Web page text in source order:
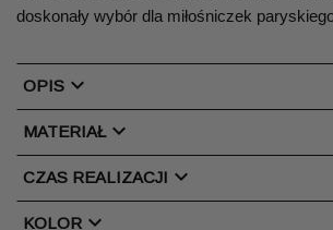
doskonały wybór dla miłośniczek
OPIS chevron_right
MATERIAŁchevron_right
CZAS REALIZACJI chevron_right
KOLOR chevron_right